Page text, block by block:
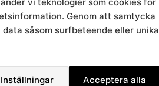
Genom att samtycka
såsom surfbeteende eller unika
Inställningar Acceptera alla